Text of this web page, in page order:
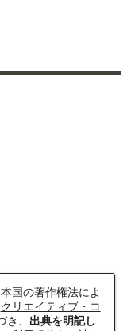
国の著作権法によ
クリエイティブ・コ
き、 出典を明記し